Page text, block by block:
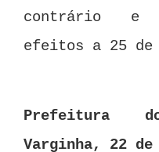
contrário e
efeitos a 25 de
Prefeitura
Varginha, 22 de